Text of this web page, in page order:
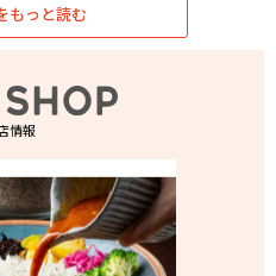
もっと読む
情報